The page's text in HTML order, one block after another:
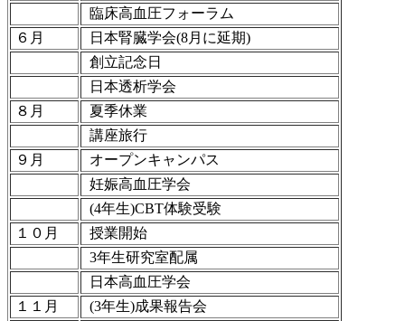
臨床高血圧フォーラム
６月
日本腎臓学会(8月に延期)
創立記念日
日本透析学会
８月
夏季休業
講座旅行
９月
オープンキャンパス
妊娠高血圧学会
(4年生)CBT体験受験
１０月
授業開始
3年生研究室配属
日本高血圧学会
１１月
(3年生)成果報告会